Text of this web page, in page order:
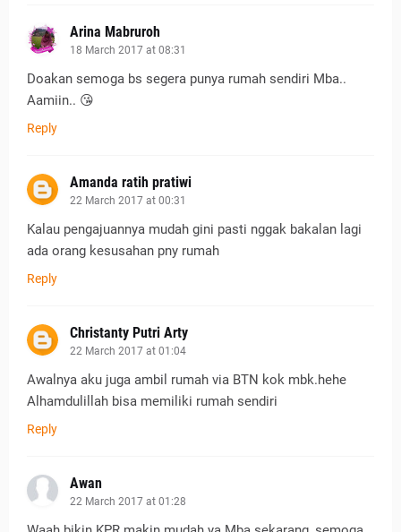
Arina Mabruroh
18 March 2017 at 08:31
Doakan semoga bs segera punya rumah sendiri Mba..
Aamiin.. 😘
Reply
Amanda ratih pratiwi
22 March 2017 at 00:31
Kalau pengajuannya mudah gini pasti nggak bakalan lagi
ada orang kesusahan pny rumah
Reply
Christanty Putri Arty
22 March 2017 at 01:04
Awalnya aku juga ambil rumah via BTN kok mbk.hehe
Alhamdulillah bisa memiliki rumah sendiri
Reply
Awan
22 March 2017 at 01:28